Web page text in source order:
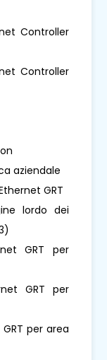
Controller
Controller
aziendale
GRT
lordo dei
GRT per
GRT per
per area